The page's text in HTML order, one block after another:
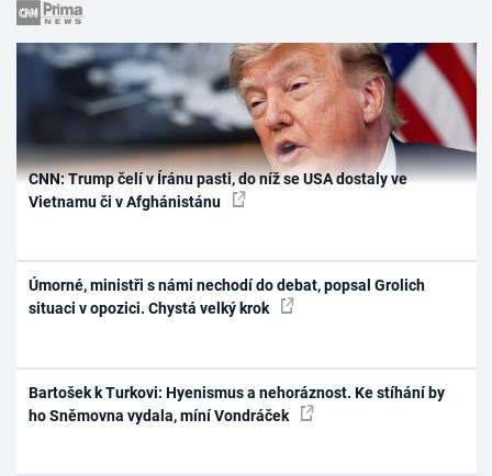
CNN: Trump čelí v Íránu pasti, do níž se USA dostaly ve
Vietnamu či v Afghánistánu
Úmorné, ministři s námi nechodí do debat, popsal Grolich
situaci v opozici. Chystá velký krok
Bartošek k Turkovi: Hyenismus a nehoráznost. Ke stíhání by
ho Sněmovna vydala, míní Vondráček